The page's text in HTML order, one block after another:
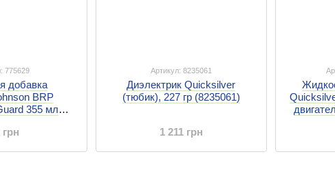
775629
добавка
BRP
355 мл
грн
Артикул: 8235061
Диэлектрик Quicksilver
(тюбик), 227 гр (8235061)
1 211 грн